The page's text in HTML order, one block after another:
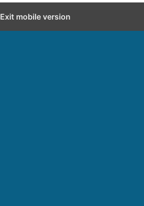
Exit mobile version